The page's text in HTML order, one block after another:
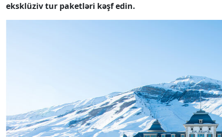
eksklüziv tur paketləri kəşf edin.